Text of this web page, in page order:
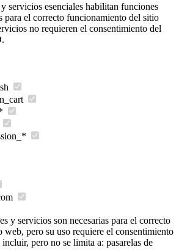
servicios esenciales habilitan funciones
para el correcto funcionamiento del sitio
no requieren el consentimiento del
y servicios son necesarias para el correcto
pero su uso requiere el consentimiento
pero no se limita a: pasarelas de